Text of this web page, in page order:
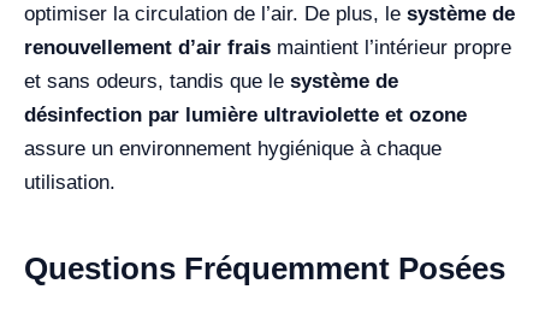
optimiser la circulation de l’air. De plus, le système de
renouvellement d’air frais maintient l’intérieur propre
et sans odeurs, tandis que le système de
désinfection par lumière ultraviolette et ozone
assure un environnement hygiénique à chaque
utilisation.
Questions Fréquemment Posées